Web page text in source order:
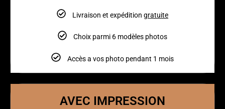
Livraison et expéditiongratuite
Choix parmi 6 modèles photos
Accès a vos photo pendant 1 mois
AVEC IMPRESSION